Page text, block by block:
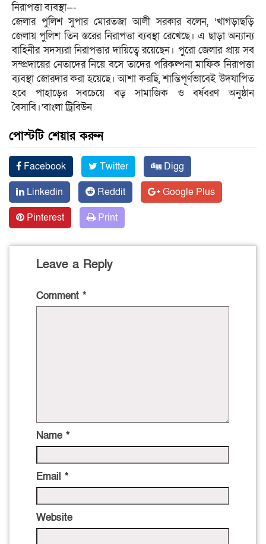
নিরাপত্তা ব্যবস্থা—-
জেলার পুলিশ সুপার মোরতজা আলী সরকার বলেন, ‘খাগড়াছড়ি
জেলায় পুলিশ তিন স্তরের নিরাপত্তা ব্যবস্থা রেখেছে। এ ছাড়া অন্যান্য
বাহিনীর সদস্যরা নিরাপত্তার দায়িত্বে রয়েছেন। পুরো জেলার প্রায় সব
সম্প্রদায়ের নেতাদের নিয়ে বসে তাদের পরিকল্পনা মাফিক নিরাপত্তা
ব্যবস্থা জোরদার করা হয়েছে। আশা করছি, শান্তিপূর্ণভাবেই উদযাপিত
হবে পাহাড়ের সবচেয়ে বড় সামাজিক ও বর্ষবরণ অনুষ্ঠান
বৈসাবি।’বাংলা ট্রিবিউন
পোস্টটি শেয়ার করুন
Facebook Twitter
Digg
Linkedin
Reddit
Google Plus
Pinterest
Print
Leave a Reply
Comment *
Name *
Email *
Website